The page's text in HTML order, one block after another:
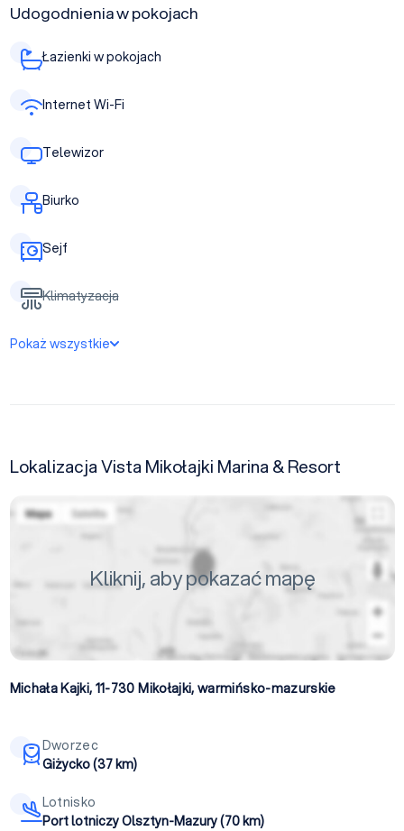
Udogodnienia w pokojach
Łazienki w pokojach
Internet Wi-Fi
Telewizor
Biurko
Sejf
Klimatyzacja
Pokaż wszystkie
Lokalizacja Vista Mikołajki Marina & Resort
Kliknij, aby pokazać mapę
Michała Kajki, 11-730Mikołajki,warmińsko-mazurskie
Dworzec
Giżycko (37 km)
Lotnisko
Port lotniczy Olsztyn-Mazury (70 km)